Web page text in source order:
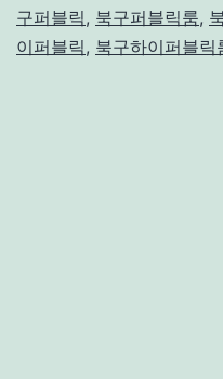
구퍼블릭, 북구퍼블릭룸,
이퍼블릭, 북구하이퍼블릭